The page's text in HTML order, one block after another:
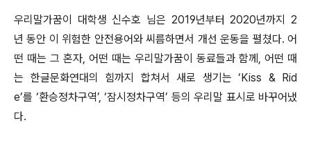
우리말가꿈이 대학생 신수호 님은 2019년부터 2020년까지 2
년 동안 이 위험한 안전용어와 씨름하면서 개선 운동을 펼쳤다. 어
떤 때는 그 혼자, 어떤 때는 우리말가꿈이 동료들과 함께, 어떤 때
는 한글문화연대의 힘까지 합쳐서 새로 생기는 ‘Kiss & Rid
e’를 ‘환승정차구역’, ‘잠시정차구역’ 등의 우리말 표시로 바꾸어냈
다.